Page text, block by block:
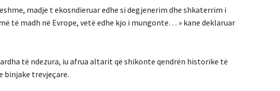
madje t ekosndieruar edhe si degjenerim dhe shkaterrim i
të madh në Evrope, vetë edhe kjo i mungonte… » kane deklaruar
të ndezura, iu afrua altarit që shikonte qendrën historike të
binjake trevjeçare.